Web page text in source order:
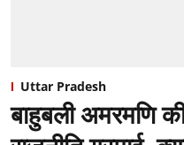
Uttar Pradesh
बाहुबली अमरमणि